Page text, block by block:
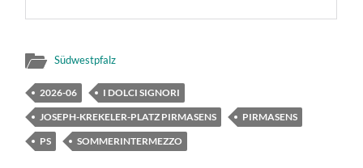
Südwestpfalz
2026-06
I DOLCI SIGNORI
JOSEPH-KREKELER-PLATZ PIRMASENS
PIRMASENS
PS
SOMMERINTERMEZZO